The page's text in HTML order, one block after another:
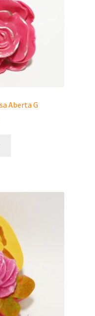
Aberta G